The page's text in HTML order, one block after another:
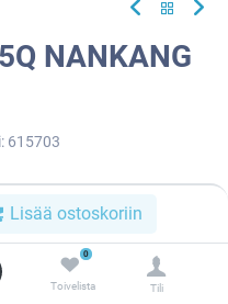
Lisää ostoskoriin
0
Toivelista Tili
NANKANG
615703